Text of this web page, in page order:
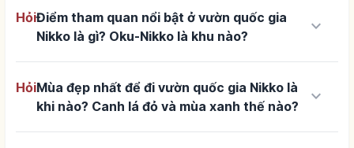
HỏiĐiểm tham quan nổi bật ở vườn quốc gia
Nikko là gì? Oku-Nikko là khu nào?
keyboard_arrow_down
HỏiMùa đẹp nhất để đi vườn quốc gia Nikko là
khi nào? Canh lá đỏ và mùa xanh thế nào?
keyboard_arrow_down